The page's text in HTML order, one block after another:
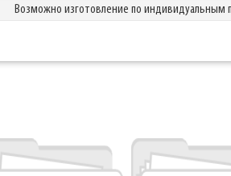
Возможно изготовление по индивидуальным